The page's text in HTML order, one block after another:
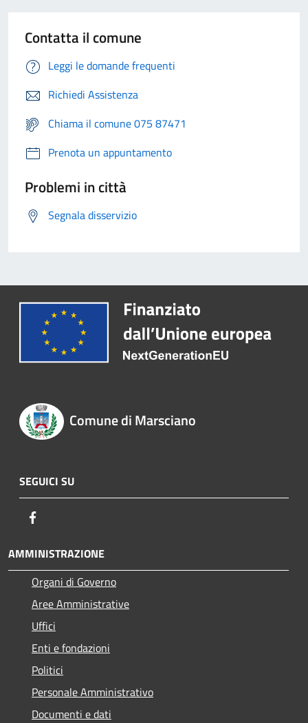
Contatta il comune
Leggi le domande frequenti
Richiedi Assistenza
Chiama il comune 075 87471
Prenota un appuntamento
Problemi in città
Segnala disservizio
Comune di Marsciano
SEGUICI SU
AMMINISTRAZIONE
Organi di Governo
Aree Amministrative
Uffici
Enti e fondazioni
Politici
Personale Amministrativo
Documenti e dati